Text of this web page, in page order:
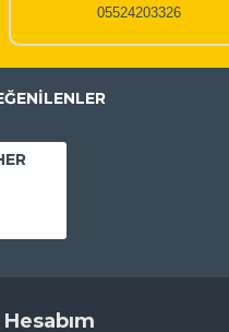
05524203326
Hesabım